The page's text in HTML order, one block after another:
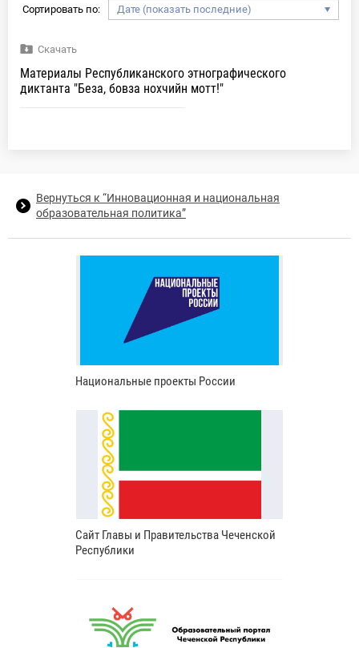
Сортировать по:
Скачать
Материалы Республиканского этнографического
диктанта "Беза, бовза нохчийн мотт!"
Вернуться к “Инновационная и национальная
образовательная политика”
Национальные проекты России
Сайт Главы и Правительства Чеченской
Республики